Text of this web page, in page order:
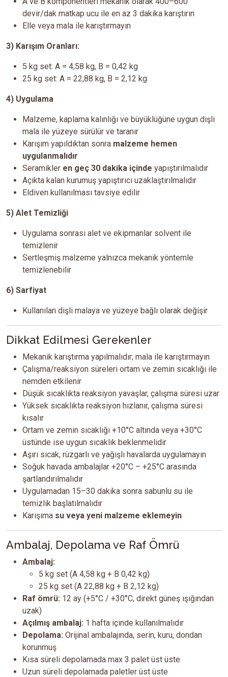
devir/dak matkap ucu ile en az 3 dakika karıştırın
Elle veya mala ile karıştırmayın
3) Karışım Oranları:
5 kg set: A = 4,58 kg, B = 0,42 kg
25 kg set: A = 22,88 kg, B = 2,12 kg
4) Uygulama
Malzeme, kaplama kalınlığı ve büyüklüğüne uygun dişli
mala ile yüzeye sürülür ve taranır
Karışım yapıldıktan sonra malzeme hemen
uygulanmalıdır
Seramikler en geç 30 dakika içinde yapıştırılmalıdır
Açıkta kalan kurumuş yapıştırıcı uzaklaştırılmalıdır
Eldiven kullanılması tavsiye edilir
5) Alet Temizliği
Uygulama sonrası alet ve ekipmanlar solvent ile
temizlenir
Sertleşmiş malzeme yalnızca mekanik yöntemle
temizlenebilir
6) Sarfiyat
Kullanılan dişli malaya ve yüzeye bağlı olarak değişir
Dikkat Edilmesi Gerekenler
Mekanik karıştırma yapılmalıdır; mala ile karıştırmayın
Çalışma/reaksiyon süreleri ortam ve zemin sıcaklığı ile
nemden etkilenir
Düşük sıcaklıkta reaksiyon yavaşlar, çalışma süresi uzar
Yüksek sıcaklıkta reaksiyon hızlanır, çalışma süresi
kısalır
Ortam ve zemin sıcaklığı +10°C altında veya +30°C
üstünde ise uygun sıcaklık beklenmelidir
Aşırı sıcak, rüzgarlı ve yağışlı havalarda uygulamayın
Soğuk havada ambalajlar +20°C – +25°C arasında
şartlandırılmalıdır
Uygulamadan 15–30 dakika sonra sabunlu su ile
temizlik başlatılmalıdır
Karışıma su veya yeni malzeme eklemeyin
Ambalaj, Depolama ve Raf Ömrü
Ambalaj:
5 kg set (A 4,58 kg + B 0,42 kg)
25 kg set (A 22,88 kg + B 2,12 kg)
Raf ömrü: 12 ay (+5°C / +30°C, direkt güneş ışığından
uzak)
Açılmış ambalaj: 1 hafta içinde kullanılmalıdır
Depolama: Orijinal ambalajında, serin, kuru, dondan
korunmuş
Kısa süreli depolamada max 3 palet üst üste
Uzun süreli depolamada paletler üst üste